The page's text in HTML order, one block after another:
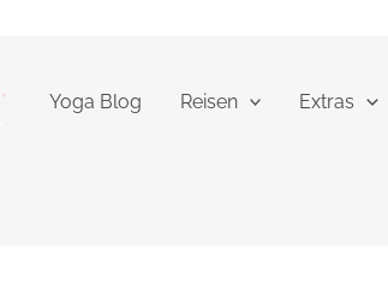
Yoga Blog Reisen Extras